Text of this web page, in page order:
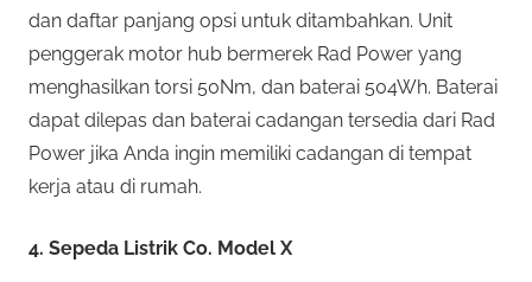
dan daftar panjang opsi untuk ditambahkan. Unit
penggerak motor hub bermerek Rad Power yang
menghasilkan torsi 50Nm, dan baterai 504Wh. Baterai
dapat dilepas dan baterai cadangan tersedia dari Rad
Power jika Anda ingin memiliki cadangan di tempat
kerja atau di rumah.
4. Sepeda Listrik Co. Model X